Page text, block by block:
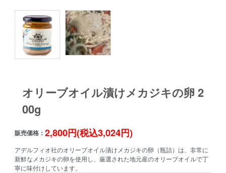
オリーブオイル漬けメカジキの卵 2
00g
販売価格： 2,800円(税込3,024円)
アデルフィオ社のオリーブオイル漬けメカジキの卵（瓶詰）は、非常に
新鮮なメカジキの卵を使用し、厳選された地元産のオリーブオイルで丁
寧に味付けしています。